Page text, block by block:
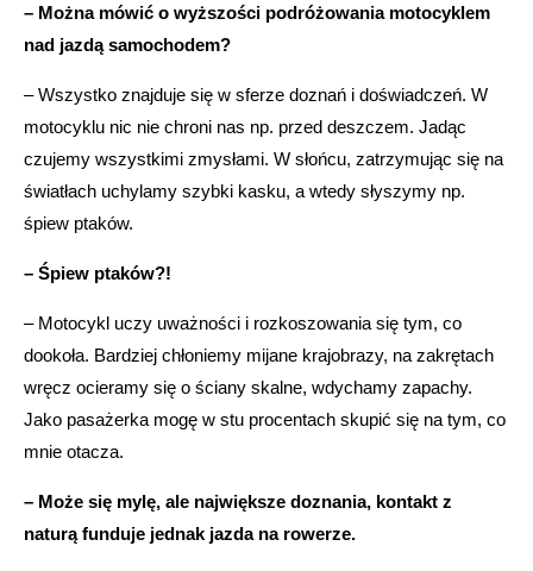
– Można mówić o wyższości podróżowania motocyklem
nad jazdą samochodem?
– Wszystko znajduje się w sferze doznań i doświadczeń. W
motocyklu nic nie chroni nas np. przed deszczem. Jadąc
czujemy wszystkimi zmysłami. W słońcu, zatrzymując się na
światłach uchylamy szybki kasku, a wtedy słyszymy np.
śpiew ptaków.
– Śpiew ptaków?!
– Motocykl uczy uważności i rozkoszowania się tym, co
dookoła. Bardziej chłoniemy mijane krajobrazy, na zakrętach
wręcz ocieramy się o ściany skalne, wdychamy zapachy.
Jako pasażerka mogę w stu procentach skupić się na tym, co
mnie otacza.
– Może się mylę, ale największe doznania, kontakt z
naturą funduje jednak jazda na rowerze.